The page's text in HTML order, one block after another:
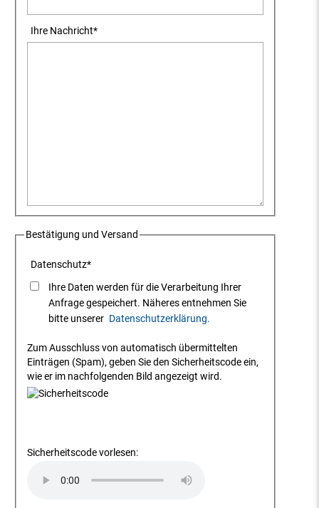
Ihre Nachricht*
Bestätigung und Versand
Datenschutz*
Ihre Daten werden für die Verarbeitung Ihrer
Anfrage gespeichert. Näheres entnehmen Sie
bitte unserer Datenschutzerklärung.
Zum Ausschluss von automatisch übermittelten
Einträgen (Spam), geben Sie den Sicherheitscode ein,
wie er im nachfolgenden Bild angezeigt wird.
Sicherheitscode vorlesen: